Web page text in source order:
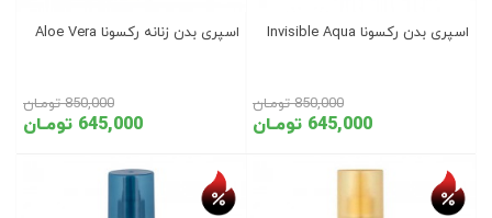
اسپری بدن رکسونا Invisible Aqua
645,000 تومـان
850,000 تومـان
اسپری بدن زنانه رکسونا Aloe Vera
645,000 تومـان
850,000 تومـان